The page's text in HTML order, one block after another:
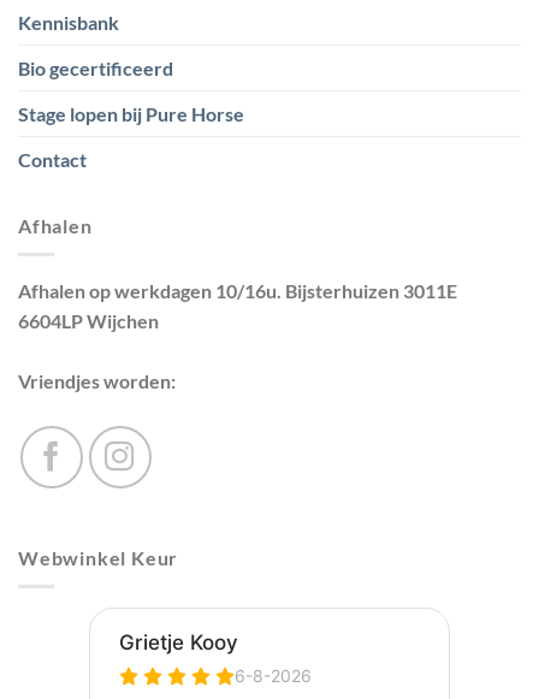
Kennisbank
Bio gecertificeerd
Stage lopen bij Pure Horse
Contact
Afhalen
Afhalen op werkdagen 10/16u. Bijsterhuizen 3011E
6604LP Wijchen
Vriendjes worden:
Webwinkel Keur